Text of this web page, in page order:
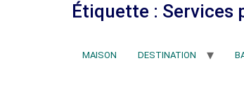
Étiquette : Services
MAISON DESTINATION